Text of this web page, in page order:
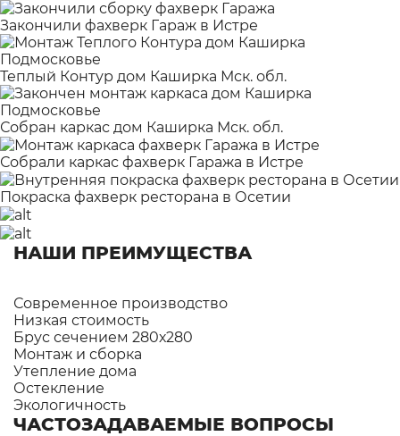
Закончили фахверк Гараж в Истре
Теплый Контур дом Каширка Мск. обл.
Собран каркас дом Каширка Мск. обл.
Собрали каркас фахверк Гаража в Истре
Покраска фахверк ресторана в Осетии
НАШИ ПРЕИМУЩЕСТВА
Современное производство
Низкая стоимость
Брус сечением 280х280
Монтаж и сборка
Утепление дома
Остекление
Экологичность
ЧАСТОЗАДАВАЕМЫЕ ВОПРОСЫ